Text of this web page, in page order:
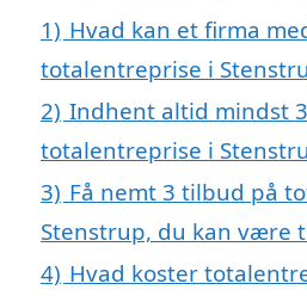
1) Hvad kan et firma
totalentreprise i
2) Indhent altid mindst
totalentreprise i
3) Få nemt 3 tilbud på
Stenstrup, du kan være
4) Hvad koster